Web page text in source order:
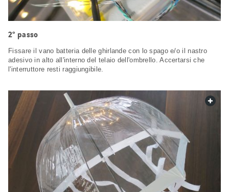
2° passo
Fissare il vano batteria delle ghirlande con lo spago e/o il nastro
adesivo in alto all'interno del telaio dell'ombrello. Accertarsi che
l'interruttore resti raggiungibile.